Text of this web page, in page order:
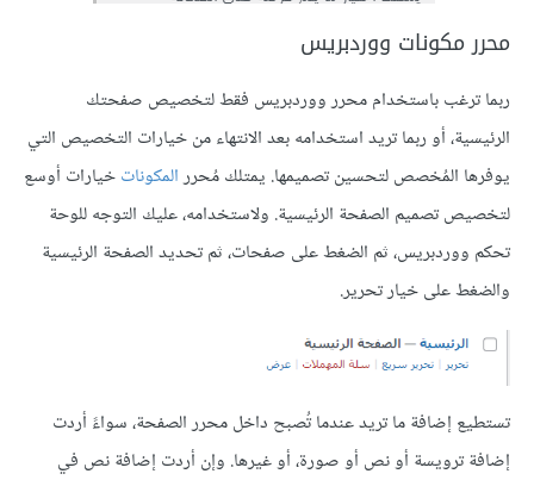
محرر مكونات ووردبريس
ربما ترغب باستخدام محرر ووردبريس فقط لتخصيص صفحتك
الرئيسية، أو ربما تريد استخدامه بعد الانتهاء من خيارات التخصيص التي
يوفرها المُخصص لتحسين تصميمها. يمتلك مُحررالمكوناتخيارات أوسع
لتخصيص تصميم الصفحة الرئيسية. ولاستخدامه، عليك التوجه للوحة
تحكم ووردبريس، ثم الضغط على صفحات، ثم تحديد الصفحة الرئيسية
والضغط على خيار تحرير.
تستطيع إضافة ما تريد عندما تُصبح داخل محرر الصفحة، سواءً أردت
إضافة ترويسة أو نص أو صورة، أو غيرها. وإن أردت إضافة نص في